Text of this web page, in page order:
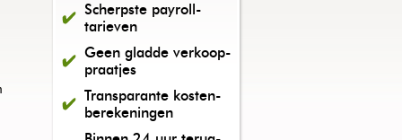
Scherpste payroll-
tarieven
Geen gladde verkoop-
praatjes
Transparante kosten-
berekeningen